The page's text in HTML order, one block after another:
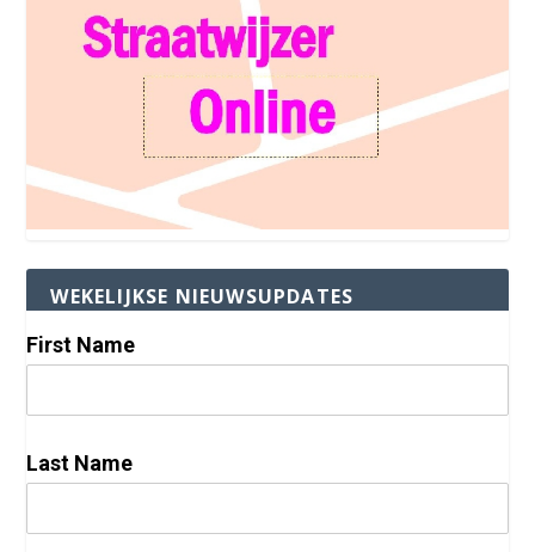
WEKELIJKSE NIEUWSUPDATES
First Name
Last Name